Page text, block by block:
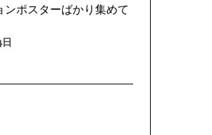
ンポスターばかり集めて
日